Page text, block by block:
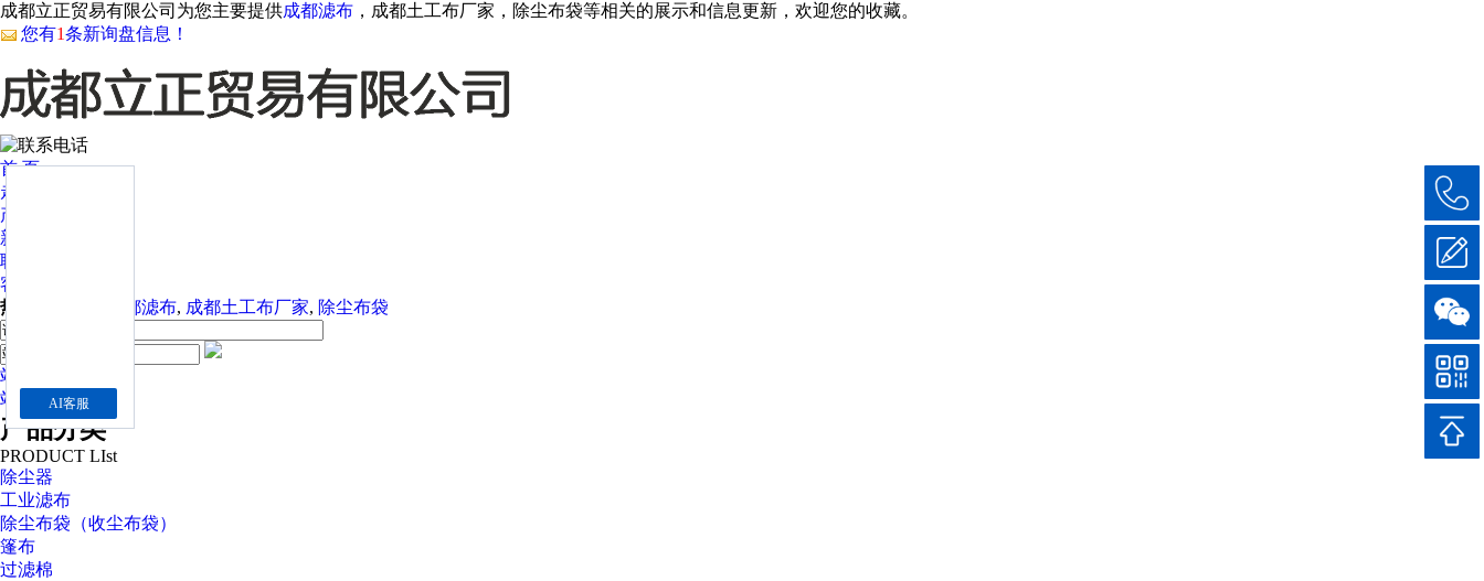
成都立正贸易有限公司为您主要提供成都滤布 ，成都土工布厂家，除尘布袋等相关的展示和信息更新，欢迎您的收藏。
您有1条新询盘信息！
首 页
走近我们
产品中心
新闻资讯
联系我们
客户案例
热门关键词：
成都滤布, 成都土工布厂家, 除尘布袋
站内
站外
产品分类
PRODUCT LIst
除尘器
工业滤布
除尘布袋（收尘布袋）
篷布
过滤棉
AI客服